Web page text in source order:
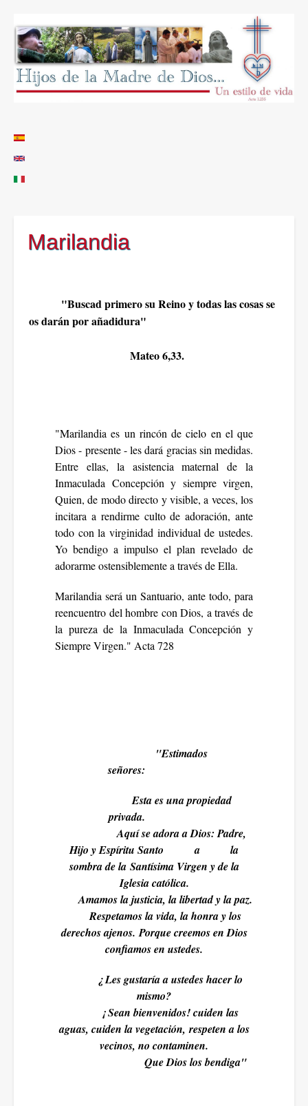
Marilandia
"Buscad primero su Reino y todas las cosas se
os darán por añadidura"
Mateo 6,33.
"Marilandia es un rincón de cielo en el que
Dios - presente - les dará gracias sin medidas.
Entre ellas, la asistencia maternal de la
Inmaculada Concepción y siempre virgen,
Quien, de modo directo y visible, a veces, los
incitara a rendirme culto de adoración, ante
todo con la virginidad individual de ustedes.
Yo bendigo a impulso el plan revelado de
adorarme ostensiblemente a través de Ella.
Marilandia será un Santuario, ante todo, para
reencuentro del hombre con Dios, a través de
la pureza de la Inmaculada Concepción y
Siempre Virgen." Acta 728
"Estimados
señores:
Esta es una propiedad
privada.
Aquí se adora a Dios: Padre,
Hijo y Espíritu Santo
a
la
sombra de la Santísima Virgen y de la
Iglesia católica.
Amamos la justicia, la libertad y la paz.
Respetamos la vida, la honra y los
derechos ajenos.Porque creemos en Dios
confiamos en ustedes.
¿ Les gustaría a ustedes hacer lo
mismo?
¡ Sean bienvenidos! cuiden las
aguas, cuiden la vegetación, respeten a los
vecinos, no contaminen.
Que Dios los bendiga"